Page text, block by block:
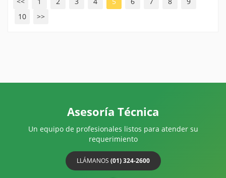
10
>>
Asesoría Técnica
Un equipo de profesionales listos para atender su
requerimiento
LLÁMANOS (01) 324-2600